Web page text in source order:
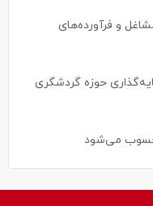
و فرآورده‌های
حوزه گردشگری
می‌شود